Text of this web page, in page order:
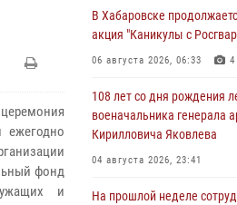
ежегодно
фонд
и
В Хабаровске
акция "Каникулы с
06 августа 2026, 06:33 4
108 лет со дня рождения
военачальника генерала
Кирилловича Яковлева
04 августа 2026, 23:41
На прошлой неделе